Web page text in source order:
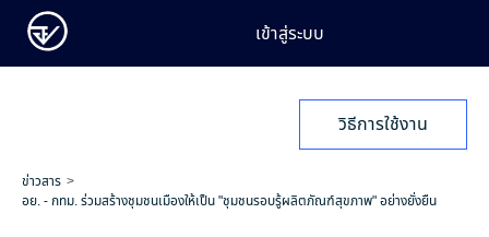
เข้าสู่ระบบ
วิธีการใช้งาน
ข่าวสาร
อย. - กทม. ร่วมสร้างชุมชนเมืองให้เป็น "ชุมชนรอบรู้ผลิตภัณฑ์สุขภาพ" อย่างยั่งยืน